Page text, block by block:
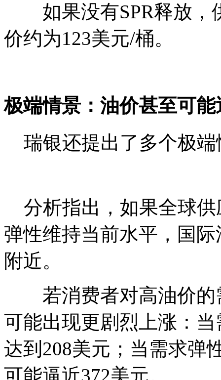
如果没有SPR释放，
价约为123美元/桶。
极端情景：油价甚至可能
瑞银还提出了多个极端
分析指出，如果全球供
弹性维持当前水平，国
附近。
若消费者对高油价的
可能出现更剧烈上涨：
达到208美元；当需求弹
可能逼近372美元。